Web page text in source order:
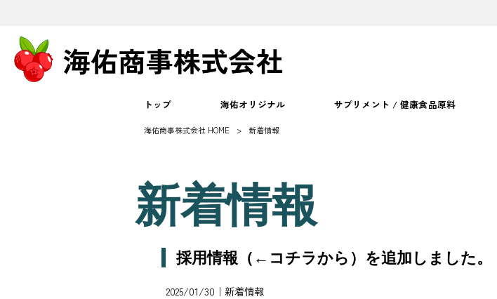
トップ 海佑オリジナル サプリメント / 健康食品原料
海佑商事株式会社 HOME > 新着情報
新着情報
採用情報（←コチラから）を追加しました。
2025/01/30｜ 新着情報